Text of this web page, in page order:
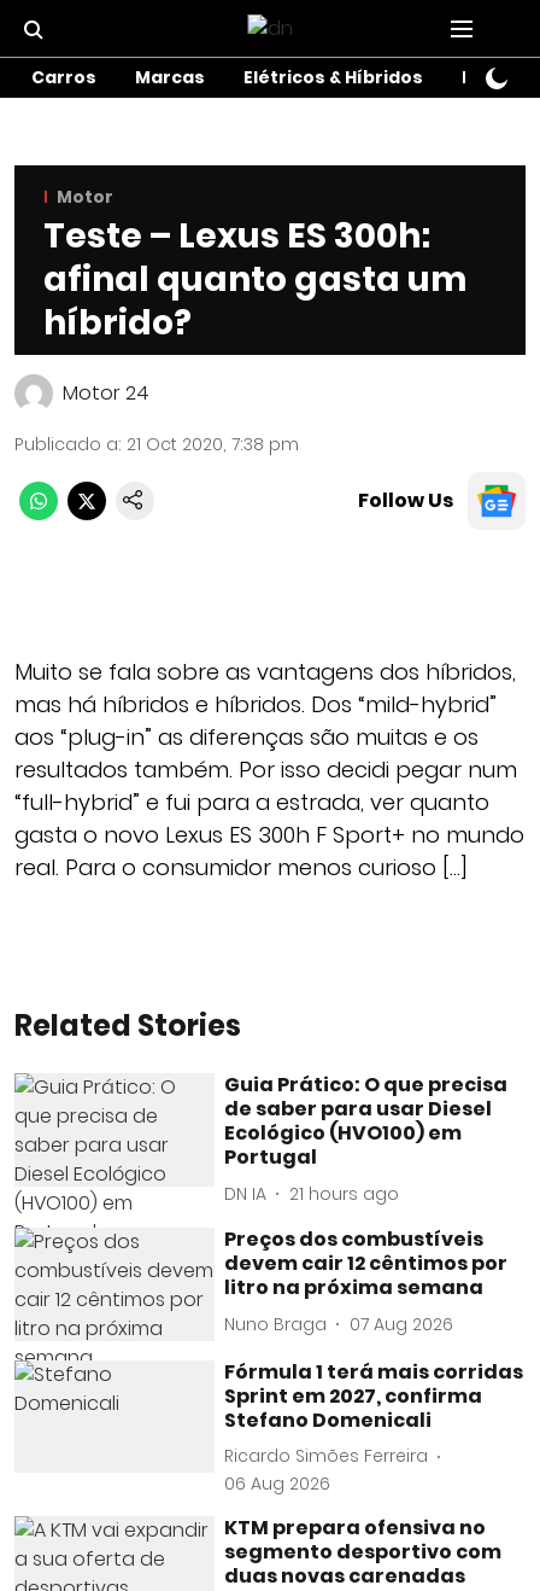
Carros Marcas Elétricos & Híbridos Motos
Motor
Teste – Lexus ES 300h:
afinal quanto gasta um
híbrido?
Motor 24
Publicado a: 21 Oct 2020, 7:38 pm
Follow Us
Muito se fala sobre as vantagens dos híbridos,
mas há híbridos e híbridos. Dos “mild-hybrid”
aos “plug-in” as diferenças são muitas e os
resultados também. Por isso decidi pegar num
“full-hybrid” e fui para a estrada, ver quanto
gasta o novo Lexus ES 300h F Sport+ no mundo
real. Para o consumidor menos curioso […]
Related Stories
Guia Prático: O que precisa
de saber para usar Diesel
Ecológico (HVO100) em
Portugal
DN IA 21 hours ago
Preços dos combustíveis
devem cair 12 cêntimos por
litro na próxima semana
Nuno Braga 07 Aug 2026
Fórmula 1 terá mais corridas
Sprint em 2027, confirma
Stefano Domenicali
Ricardo Simões Ferreira
06 Aug 2026
KTM prepara ofensiva no
segmento desportivo com
duas novas carenadas